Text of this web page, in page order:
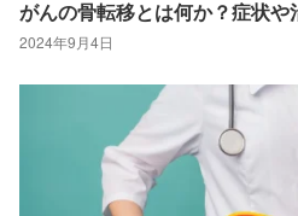
がんの骨転移とは何か？症状や
2024年9月4日